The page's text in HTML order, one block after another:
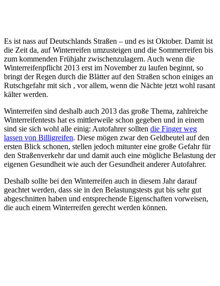
Es ist nass auf Deutschlands Straßen – und es ist Oktober. Damit ist
die Zeit da, auf Winterreifen umzusteigen und die Sommerreifen bis
zum kommenden Frühjahr zwischenzulagern. Auch wenn die
Winterreifenpflicht 2013 erst im November zu laufen beginnt, so
bringt der Regen durch die Blätter auf den Straßen schon einiges an
Rutschgefahr mit sich , vor allem, wenn die Nächte jetzt wohl rasant
kälter werden.
Winterreifen sind deshalb auch 2013 das große Thema, zahlreiche
Winterreifentests hat es mittlerweile schon gegeben und in einem
sind sie sich wohl alle einig: Autofahrer sollten die Finger weg
lassen von Billigreifen. Diese mögen zwar den Geldbeutel auf den
ersten Blick schonen, stellen jedoch mitunter eine große Gefahr für
den Straßenverkehr dar und damit auch eine mögliche Belastung der
eigenen Gesundheit wie auch der Gesundheit anderer Autofahrer.
Deshalb sollte bei den Winterreifen auch in diesem Jahr darauf
geachtet werden, dass sie in den Belastungstests gut bis sehr gut
abgeschnitten haben und entsprechende Eigenschaften vorweisen,
die auch einem Winterreifen gerecht werden können.